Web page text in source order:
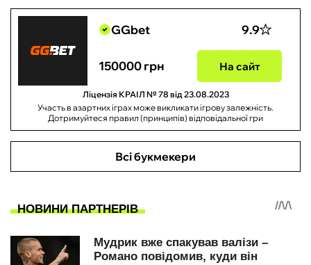
GGbet 9.9
150000 грн На сайт
Ліцензія КРАІЛ № 78 від 23.08.2023
Участь в азартних іграх може викликати ігрову залежність.
Дотримуйтеся правил (принципів) відповідальної гри
Всі букмекери